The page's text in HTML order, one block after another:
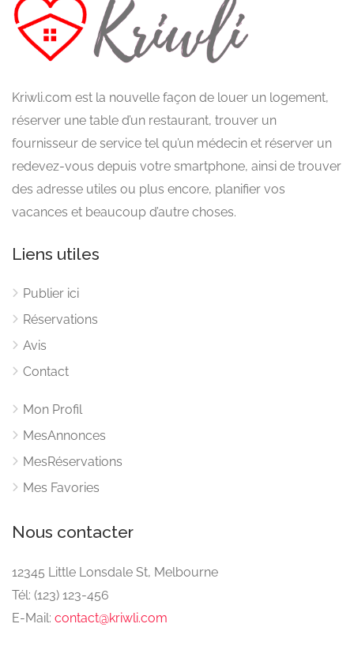
Kriwli.com est la nouvelle façon de louer un logement,
réserver une table d’un restaurant, trouver un
fournisseur de service tel qu’un médecin et réserver un
redevez-vous depuis votre smartphone, ainsi de trouver
des adresse utiles ou plus encore, planifier vos
vacances et beaucoup d’autre choses.
Liens utiles
Publier ici
Réservations
Avis
Contact
Mon Profil
MesAnnonces
MesRéservations
Mes Favories
Nous contacter
12345 Little Lonsdale St, Melbourne
Tél: (123) 123-456
E-Mail: contact@kriwli.com